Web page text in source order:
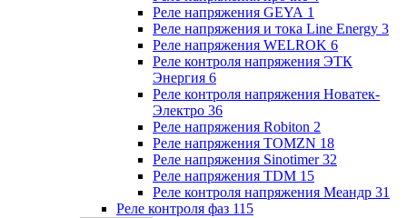
Реле напряжения GEYA 1
Реле напряжения и тока Line Energy 3
Реле напряжения WELROK 6
Реле контроля напряжения ЭТК
Энергия 6
Реле контроля напряжения Новатек-
Электро 36
Реле напряжения Robiton 2
Реле напряжения TOMZN 18
Реле напряжения Sinotimer 32
Реле напряжения TDM 15
Реле контроля напряжения Меандр 31
Реле контроля фаз 115